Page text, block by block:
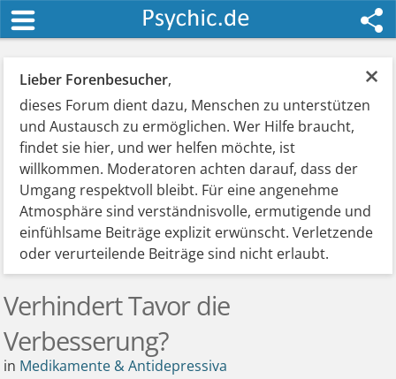
×
Lieber Forenbesucher,
dieses Forum dient dazu, Menschen zu unterstützen
und Austausch zu ermöglichen. Wer Hilfe braucht,
findet sie hier, und wer helfen möchte, ist
willkommen. Moderatoren achten darauf, dass der
Umgang respektvoll bleibt. Für eine angenehme
Atmosphäre sind verständnisvolle, ermutigende und
einfühlsame Beiträge explizit erwünscht. Verletzende
oder verurteilende Beiträge sind nicht erlaubt.
Verhindert Tavor die
Verbesserung?
in Medikamente & Antidepressiva